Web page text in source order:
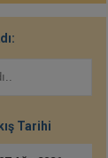
Tarihi